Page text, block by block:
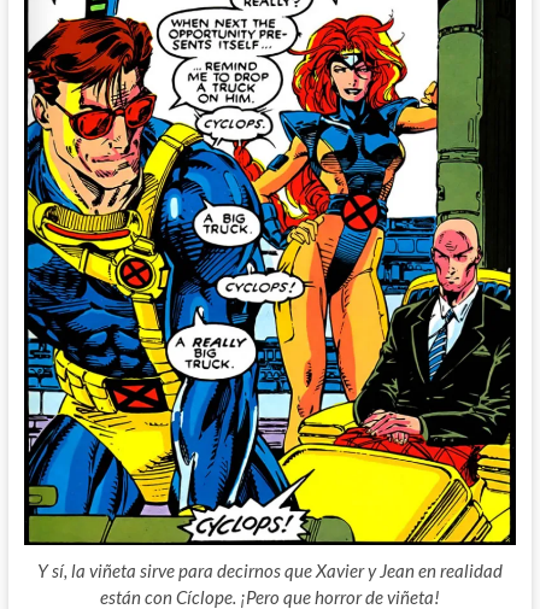
Y sí, la viñeta sirve para decirnos que Xavier y Jean en realidad
están con Cíclope. ¡Pero que horror de viñeta!